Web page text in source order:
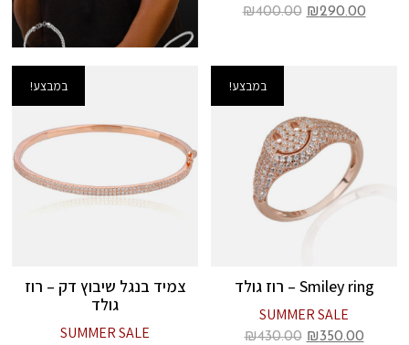
₪290.00
₪400.00
במבצע!
Smiley ring – רוז גולד
SUMMER SALE
₪350.00
₪430.00
במבצע!
צמיד בנגל שיבוץ דק – רוז
גולד
SUMMER SALE